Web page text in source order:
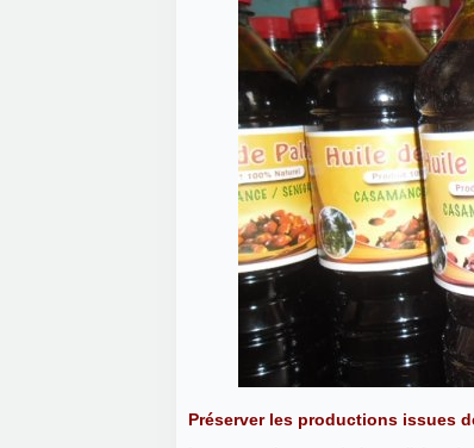
Préserver les productions issues